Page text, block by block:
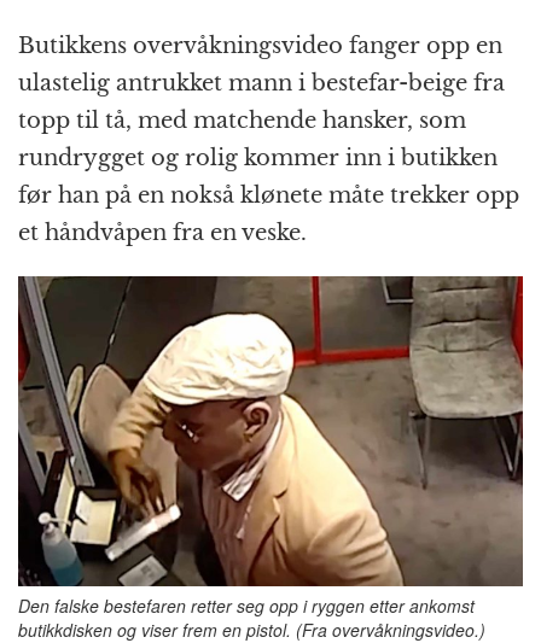
Butikkens overvåkningsvideo fanger opp en
ulastelig antrukket mann i bestefar-beige fra
topp til tå, med matchende hansker, som
rundrygget og rolig kommer inn i butikken
før han på en nokså klønete måte trekker opp
et håndvåpen fra en veske.
Den falske bestefaren retter seg opp i ryggen etter ankomst
butikkdisken og viser frem en pistol. (Fra overvåkningsvideo.)